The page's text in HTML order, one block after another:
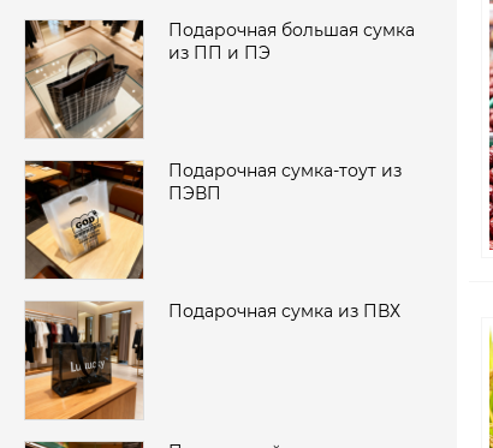
Подарочная большая сумка
из ПП и ПЭ
Подарочная сумка-тоут из
ПЭВП
Подарочная сумка из ПВХ